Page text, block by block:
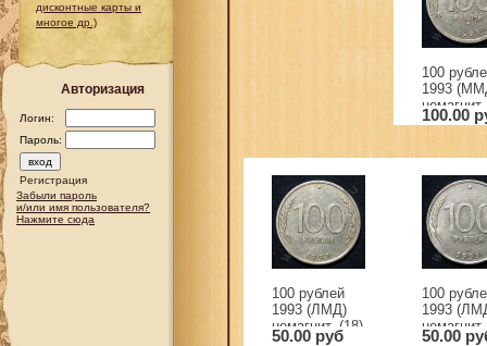
дисконтные карты и
многое др.)
Авторизация
Логин:
Пароль:
Регистрация
Забыли пароль
и/или имя пользователя?
Нажмите сюда
100
1993
100.00
100 рублей
1993 (ЛМД)
немагнит. (18)
50.00 руб
100
1993
50.00